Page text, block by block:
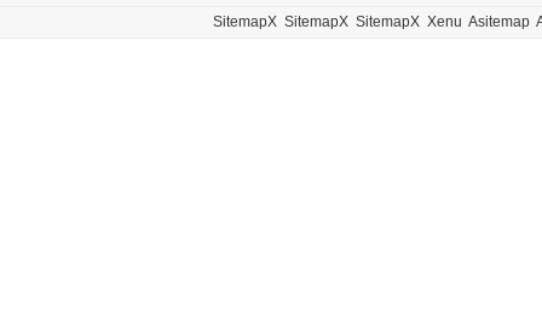
SitemapX SitemapX SitemapX Xenu Asitemap